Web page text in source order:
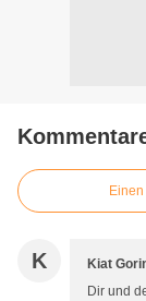
K Kiat
Dir und